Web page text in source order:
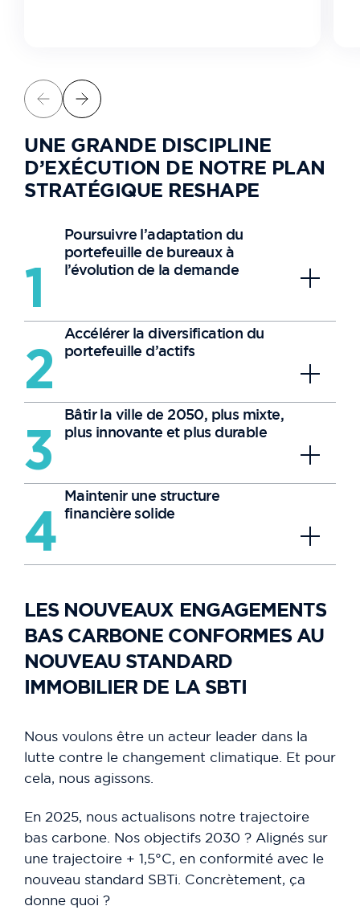
UNE GRANDE DISCIPLINE
D’EXÉCUTION DE NOTRE PLAN
STRATÉGIQUE RESHAPE
1
Poursuivre l’adaptation du
portefeuille de bureaux à
l’évolution de la demande
2
Accélérer la diversification du
portefeuille d’actifs
3
Bâtir la ville de 2050, plus mixte,
plus innovante et plus durable
4
Maintenir une structure
financière solide
LES NOUVEAUX ENGAGEMENTS
BAS CARBONE CONFORMES AU
NOUVEAU STANDARD
IMMOBILIER DE LA SBTI
Nous voulons être un acteur leader dans la
lutte contre le changement climatique. Et pour
cela, nous agissons.
En 2025, nous actualisons notre trajectoire
bas carbone. Nos objectifs 2030 ? Alignés sur
une trajectoire + 1,5°C, en conformité avec le
nouveau standard SBTi. Concrètement, ça
donne quoi ?